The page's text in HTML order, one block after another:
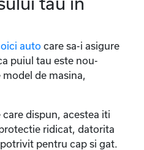
auto care sa-i asigure
puiul tau este nou-
de masina,
dispun, acestea iti
ridicat, datorita
pentru cap si gat.